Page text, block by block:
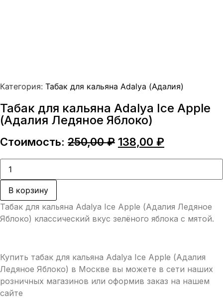
Категория: Табак для кальяна Adalya (Адалия)
Табак для кальяна Adalya Ice Apple
(Адалия Ледяное Яблоко)
Стоимость: 250,00₽ Первоначальная
составляла
138,00 ₽
138,00 ₽.
Количество
товара
Табак
для
кальяна
Adalya
Ice
Apple
В корзину
Табак для кальяна Adalya Ice Apple (Адалия Ледяное
Яблоко) классический вкус зелёного яблока с мятой.
Купить табак для кальяна Adalya Ice Apple (Адалия
Ледяное Яблоко) в Москве вы можете в сети наших
розничных магазинов или оформив заказ на нашем
сайте